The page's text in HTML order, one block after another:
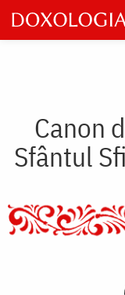
Skip
to
main
Canon
Sfântul